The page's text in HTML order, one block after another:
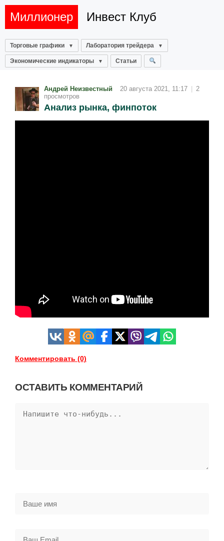
Миллионер Инвест Клуб
Торговые графики Лаборатория трейдера
Экономические индикаторы Статьи
Андрей Неизвестный 20 августа 2021, 11:17
2
просмотров
Анализ рынка, финпоток
Комментировать (0)
ОСТАВИТЬ КОММЕНТАРИЙ